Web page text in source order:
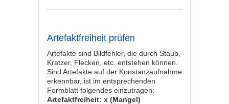
Artefaktfreiheit prüfen
Artefakte sind Bildfehler, die durch Staub,
Kratzer, Flecken, etc. entstehen können.
Sind Artefakte auf der Konstanzaufnahme
erkennbar, ist im entsprechenden
Formblatt folgendes einzutragen:
Artefaktfreiheit: x (Mangel)